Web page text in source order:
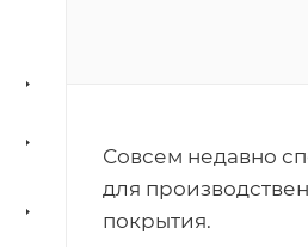
Совсем недавно
для
покрытия.